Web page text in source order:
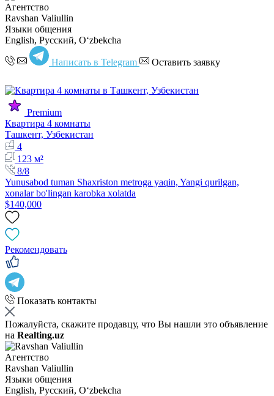
Агентство
Ravshan Valiullin
Языки общения
English, Русский, Oʻzbekcha
Написать в Telegram Оставить заявку
Premium
Квартира 4 комнаты
Ташкент, Узбекистан
4
123 м²
8/8
Yunusabod tuman Shaxriston metroga yaqin, Yangi qurilgan,
xonalar bo'lingan karobka xolatda
$140,000
Рекомендовать
Показать контакты
Пожалуйста, скажите продавцу, что Вы нашли это объявление
на Realting.uz
Агентство
Ravshan Valiullin
Языки общения
English, Русский, Oʻzbekcha